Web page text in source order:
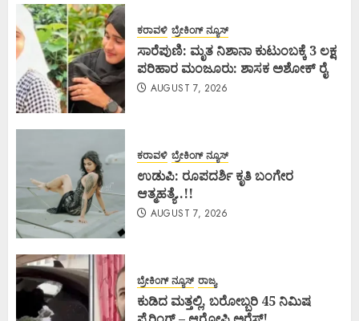
ಕರಾವಳಿ ಬ್ರೇಕಿಂಗ್ ನ್ಯೂಸ್
ಸಾರೆಪುಣಿ: ಮೃತ ನಿಶಾನಾ ಕುಟುಂಬಕ್ಕೆ 3 ಲಕ್ಷ
ಪರಿಹಾರ ಮಂಜೂರು: ಶಾಸಕ ಅಶೋಕ್ ರೈ
AUGUST 7, 2026
ಕರಾವಳಿ ಬ್ರೇಕಿಂಗ್ ನ್ಯೂಸ್
ಉಡುಪಿ: ರೂಪದರ್ಶಿ ಕೃತಿ ಬಂಗೇರ
ಆತ್ಮಹತ್ಯೆ..!!
AUGUST 7, 2026
ಬ್ರೇಕಿಂಗ್ ನ್ಯೂಸ್ ರಾಜ್ಯ
ಕುಡಿದ ಮತ್ತಲ್ಲಿ, ಬರೋಬ್ಬರಿ 45 ನಿಮಿಷ